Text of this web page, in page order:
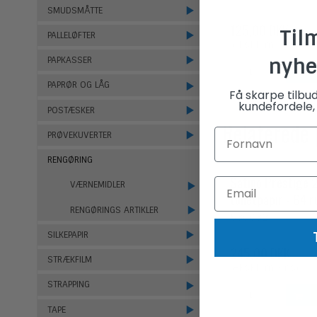
SMUDSMÅTTE
PALLELØFTER
PAPKASSER
PAPRØR OG LÅG
POSTÆSKER
PRØVEKUVERTER
RENGØRING
VÆRNEMIDLER
RENGØRINGS ARTIKLER
SILKEPAPIR
STRÆKFILM
STRAPPING
TAPE
125,00 DKK
(ekskl. moms)
Satino Prestige
toiletpapir - 64
536032
245,00 DKK
Få skarpe